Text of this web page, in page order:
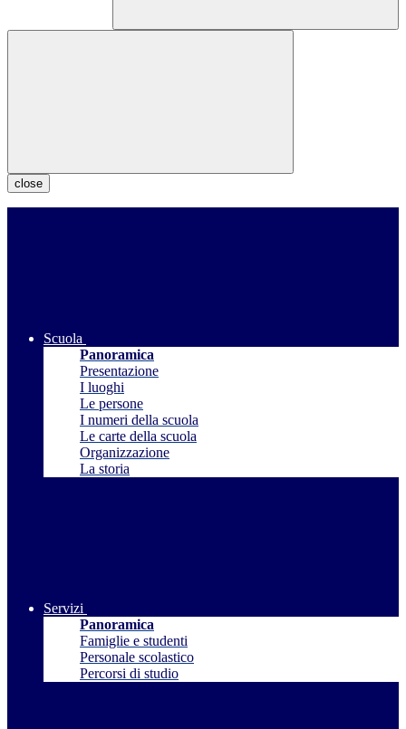
close
Scuola
Panoramica
Presentazione
I luoghi
Le persone
I numeri della scuola
Le carte della scuola
Organizzazione
La storia
Servizi
Panoramica
Famiglie e studenti
Personale scolastico
Percorsi di studio